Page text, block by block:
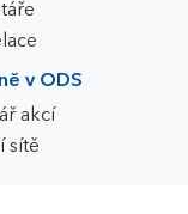
v ODS
akcí
sítě